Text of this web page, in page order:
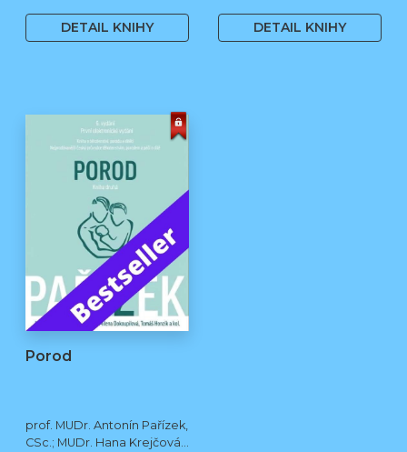
Tomáš Honzík, Ph.D. a kol.
DETAIL KNIHY DETAIL KNIHY
Porod
prof. MUDr. Antonín Pařízek,
CSc.; MUDr. Hana Krejčová,